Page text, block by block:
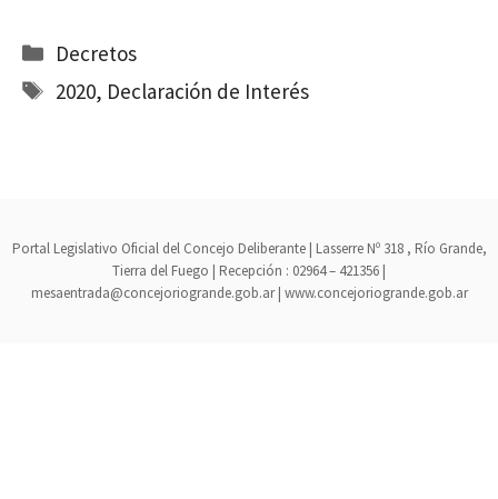
Categorías
Decretos
Etiquetas
2020, Declaración de Interés
Portal Legislativo Oficial del Concejo Deliberante | Lasserre Nº 318 , Río Grande,
Tierra del Fuego | Recepción : 02964 – 421356 |
mesaentrada@concejoriogrande.gob.ar | www.concejoriogrande.gob.ar